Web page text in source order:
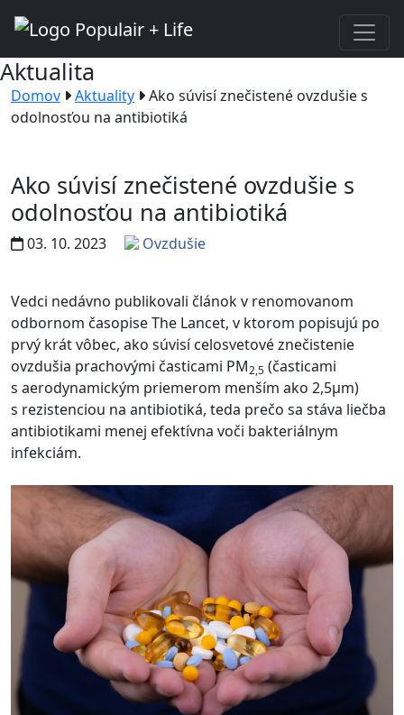
Aktualita
Domov Aktuality
Ako súvisí znečistené ovzdušie s
odolnosťou na antibiotiká
Ako súvisí znečistené ovzdušie s
odolnosťou na antibiotiká
03. 10. 2023 Ovzdušie
Vedci nedávno publikovali článok v renomovanom
odbornom časopise The Lancet, v ktorom popisujú po
prvý krát vôbec, ako súvisí celosvetové znečistenie
ovzdušia prachovými časticami PM2,5 (časticami
s aerodynamickým priemerom menším ako 2,5µm)
s rezistenciou na antibiotiká, teda prečo sa stáva liečba
antibiotikami menej efektívna voči bakteriálnym
infekciám.